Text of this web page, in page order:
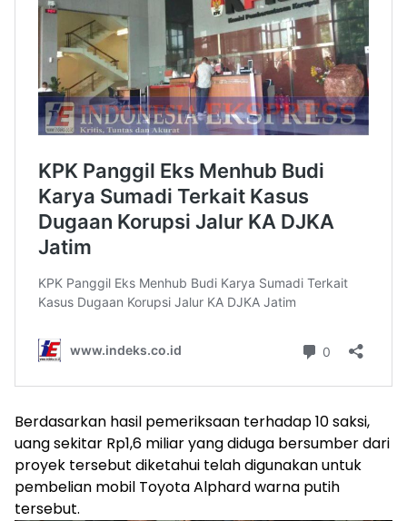
Berdasarkan hasil pemeriksaan terhadap 10 saksi,
uang sekitar Rp1,6 miliar yang diduga bersumber dari
proyek tersebut diketahui telah digunakan untuk
pembelian mobil Toyota Alphard warna putih
tersebut.